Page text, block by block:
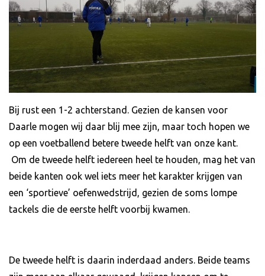
Bij rust een 1-2 achterstand. Gezien de kansen voor
Daarle mogen wij daar blij mee zijn, maar toch hopen we
op een voetballend betere tweede helft van onze kant.
Om de tweede helft iedereen heel te houden, mag het van
beide kanten ook wel iets meer het karakter krijgen van
een ‘sportieve’ oefenwedstrijd, gezien de soms lompe
tackels die de eerste helft voorbij kwamen.
De tweede helft is daarin inderdaad anders. Beide teams